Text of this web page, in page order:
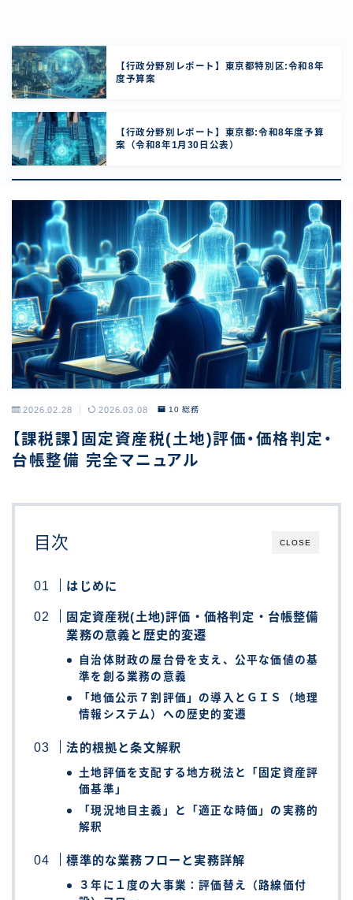
【行政分野別レポート】東京都特別区:令和8年
度予算案
【行政分野別レポート】東京都:令和8年度予算
案（令和8年1月30日公表）
2026.02.28 2026.03.08 10 総務
【課税課】固定資産税(土地)評価・価格判定・
台帳整備 完全マニュアル
CLOSE
目次
はじめに
固定資産税(土地)評価・価格判定・台帳整備
業務の意義と歴史的変遷
自治体財政の屋台骨を支え、公平な価値の基
準を創る業務の意義
「地価公示７割評価」の導入とＧＩＳ（地理
情報システム）への歴史的変遷
法的根拠と条文解釈
土地評価を支配する地方税法と「固定資産評
価基準」
「現況地目主義」と「適正な時価」の実務的
解釈
標準的な業務フローと実務詳解
３年に１度の大事業：評価替え（路線価付